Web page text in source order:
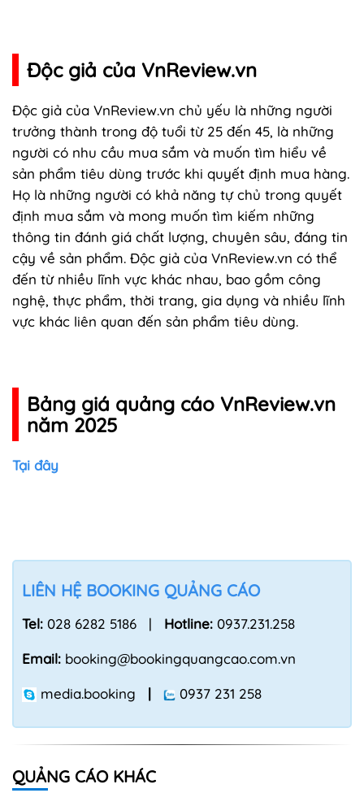
Độc giả của VnReview.vn
Độc giả của VnReview.vn chủ yếu là những người
trưởng thành trong độ tuổi từ 25 đến 45, là những
người có nhu cầu mua sắm và muốn tìm hiểu về
sản phẩm tiêu dùng trước khi quyết định mua hàng.
Họ là những người có khả năng tự chủ trong quyết
định mua sắm và mong muốn tìm kiếm những
thông tin đánh giá chất lượng, chuyên sâu, đáng tin
cậy về sản phẩm. Độc giả của VnReview.vn có thể
đến từ nhiều lĩnh vực khác nhau, bao gồm công
nghệ, thực phẩm, thời trang, gia dụng và nhiều lĩnh
vực khác liên quan đến sản phẩm tiêu dùng.
Bảng giá quảng cáo VnReview.vn
năm 2025
Tại đây
LIÊN HỆ BOOKING QUẢNG CÁO
Tel: 028 6282 5186 | Hotline: 0937.231.258
Email: booking@bookingquangcao.com.vn
media.booking | 0937 231 258
QUẢNG CÁO KHÁC